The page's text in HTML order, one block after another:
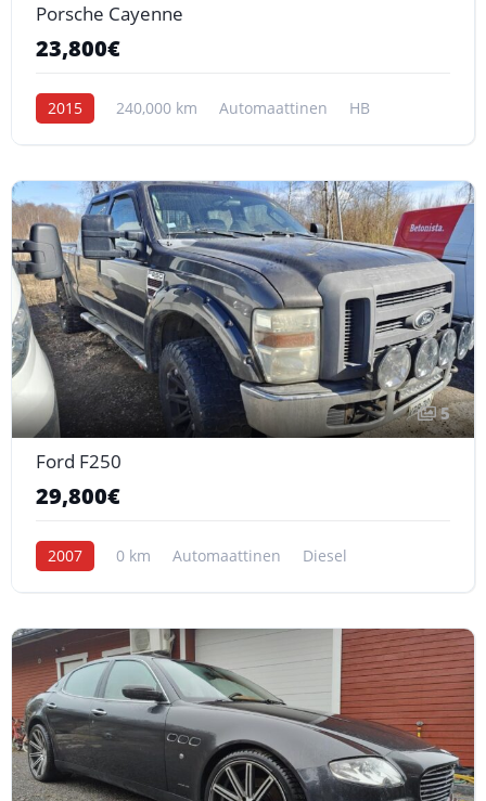
Porsche Cayenne
23,800€
2015 240,000 km Automaattinen HB
5
Ford F250
29,800€
2007 0 km Automaattinen Diesel